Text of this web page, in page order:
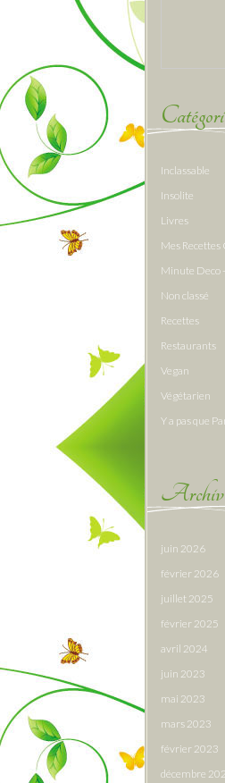
Inclassable
Insolite
Livres
Mes Recettes
Minute Deco
Non classé
Recettes
Restaurants
Vegan
Végétarien
Y a pas que
juin 2026
février 2026
juillet 2025
février 2025
avril 2024
juin 2023
mai 2023
mars 2023
février 2023
décembre